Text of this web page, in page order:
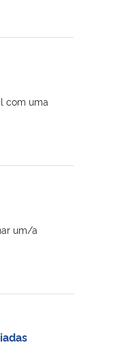
com uma
um/a